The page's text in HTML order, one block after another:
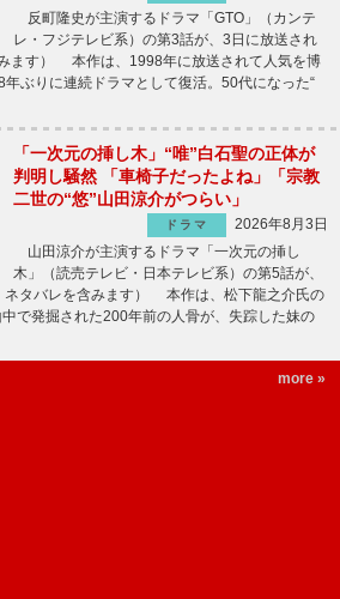
反町隆史が主演するドラマ「GTO」（カンテ
レ・フジテレビ系）の第3話が、3日に放送され
ます） 本作は、1998年に放送されて人気を博
ぶりに連続ドラマとして復活。50代になった“
「一次元の挿し木」“唯”白石聖の正体が
判明し騒然 「車椅子だったよね」「宗教
二世の“悠”山田涼介がつらい」
ドラマ
2026年8月3日
山田涼介が主演するドラマ「一次元の挿し
木」（読売テレビ・日本テレビ系）の第5話が、
ネタバレを含みます） 本作は、松下龍之介氏の
で発掘された200年前の人骨が、失踪した妹の
more »